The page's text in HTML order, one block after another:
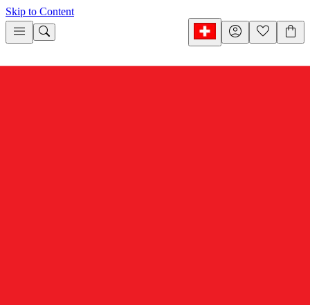
Skip to Content